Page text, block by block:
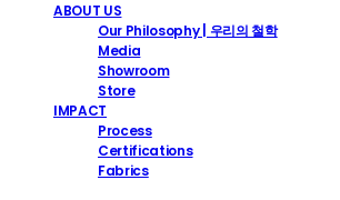
ABOUT US
Our Philosophy | 우리의 철학
Media
Showroom
Store
IMPACT
Process
Certifications
Fabrics